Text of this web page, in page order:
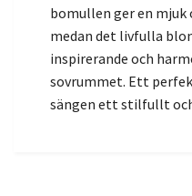
bomullen ger en mjuk
medan det livfulla
inspirerande och
sovrummet. Ett
sängen ett stilfullt